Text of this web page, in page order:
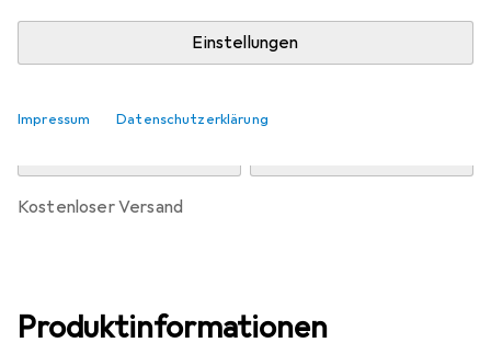
Einstellungen
Impressum Datenschutzerklärung
kostenloser Versand
Produktinformationen